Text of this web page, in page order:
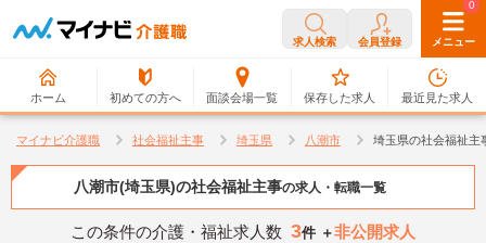
求人検索 会員登録 メニュー
ホーム 初めての方へ 面談会場一覧
0
保存した求人
0
最近見た求人
マイナビ介護職 社会福祉主事 埼玉県 八潮市 埼玉県の社会福祉主
八潮市(埼玉県)の社会福祉主事の求人・転職一覧
この条件の介護・福祉求人数 3件 ＋非公開求人